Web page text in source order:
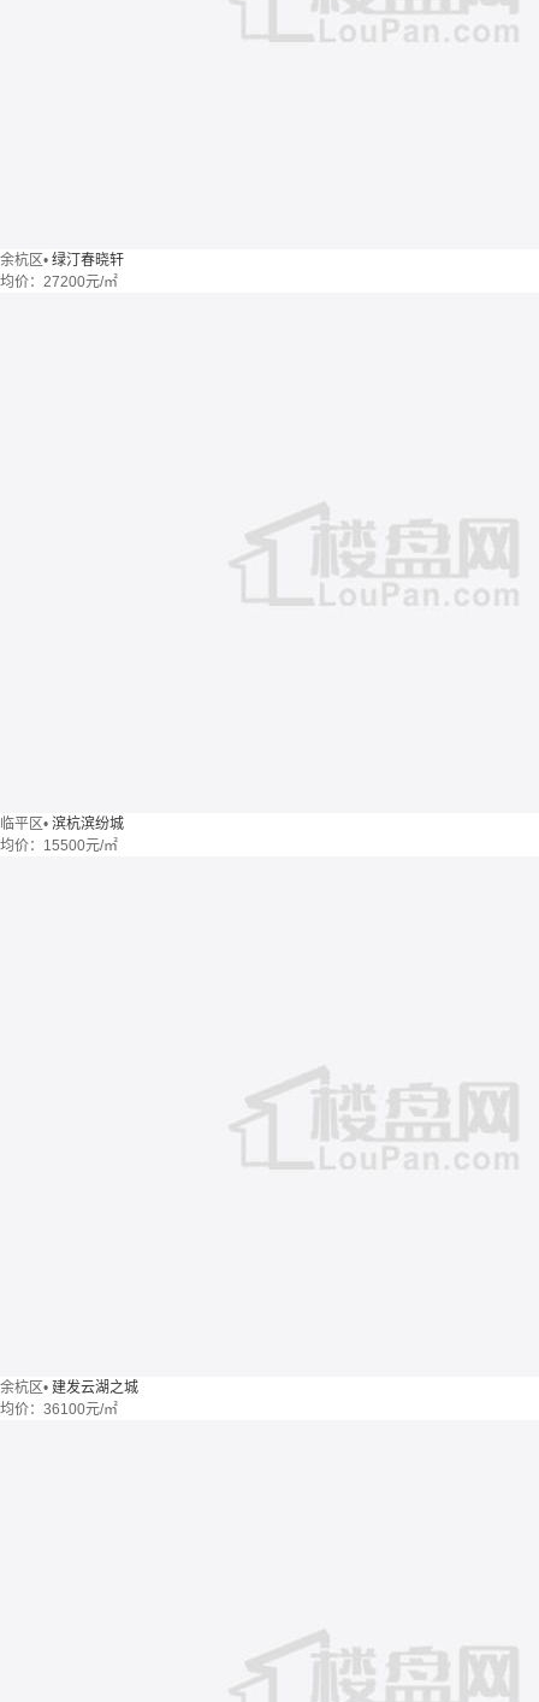
余杭区• 绿汀春晓轩
均价： 27200元/㎡
临平区• 滨杭滨纷城
均价： 15500元/㎡
余杭区• 建发云湖之城
均价： 36100元/㎡